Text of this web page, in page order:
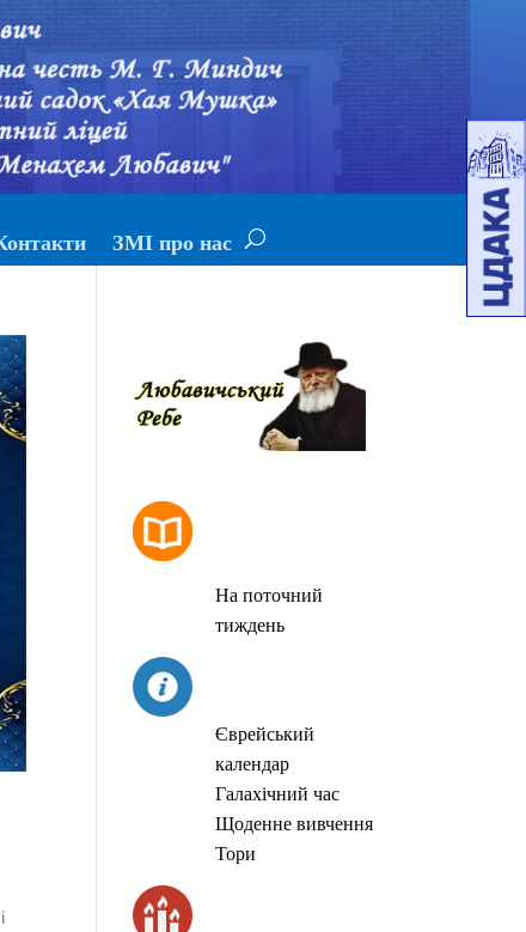
ЗМІ про нас
На поточний
тиждень
Єврейський
календар
Галахічний час
Щоденне вивчення
Тори